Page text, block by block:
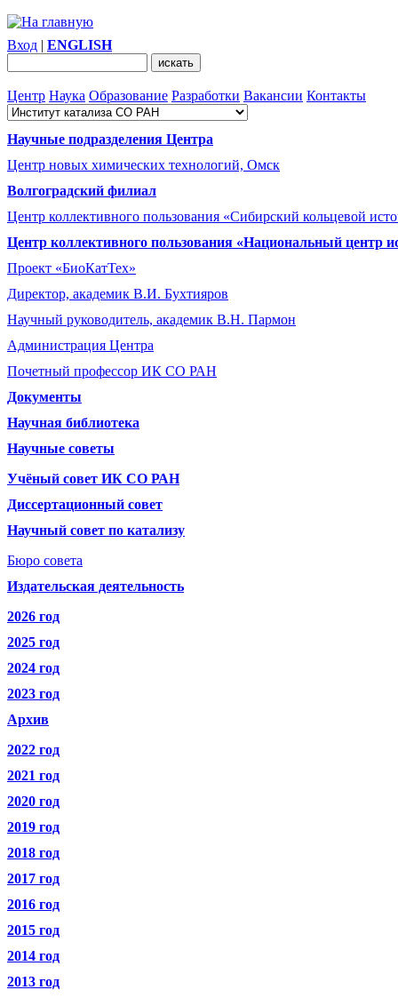
Вход | ENGLISH
Центр Наука Образование Разработки Вакансии Контакты
Научные подразделения Центра
Центр новых химических технологий, Омск
Волгоградский филиал
Центр коллективного пользования «Сибирский кольцевой
Центр коллективного пользования «Национальный центр
Проект «БиоКатТех»
Директор, академик В.И. Бухтияров
Научный руководитель, академик В.Н. Пармон
Администрация Центра
Почетный профессор ИК СО РАН
Документы
Научная библиотека
Научные советы
Учёный совет ИК СО РАН
Диссертационный совет
Научный совет по катализу
Бюро совета
Издательская деятельность
2026 год
2025 год
2024 год
2023 год
Архив
2022 год
2021 год
2020 год
2019 год
2018 год
2017 год
2016 год
2015 год
2014 год
2013 год